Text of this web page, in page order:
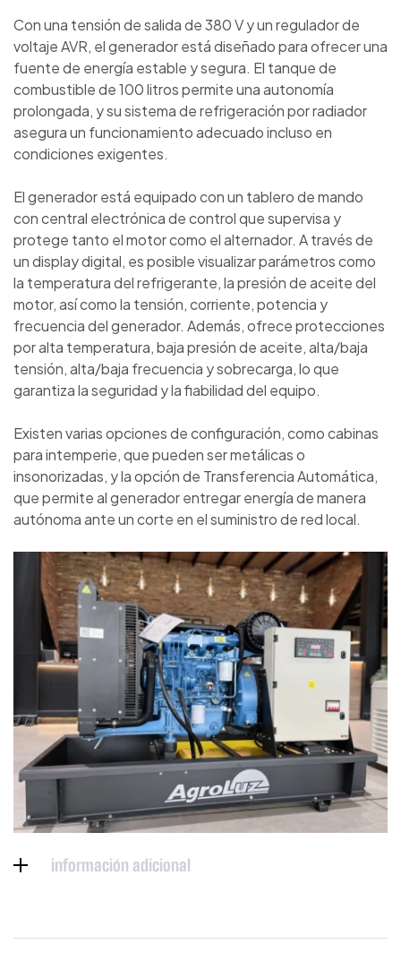
Con una tensión de salida de 380 V y un regulador de
voltaje AVR, el generador está diseñado para ofrecer una
fuente de energía estable y segura. El tanque de
combustible de 100 litros permite una autonomía
prolongada, y su sistema de refrigeración por radiador
asegura un funcionamiento adecuado incluso en
condiciones exigentes.
El generador está equipado con un tablero de mando
con central electrónica de control que supervisa y
protege tanto el motor como el alternador. A través de
un display digital, es posible visualizar parámetros como
la temperatura del refrigerante, la presión de aceite del
motor, así como la tensión, corriente, potencia y
frecuencia del generador. Además, ofrece protecciones
por alta temperatura, baja presión de aceite, alta/baja
tensión, alta/baja frecuencia y sobrecarga, lo que
garantiza la seguridad y la fiabilidad del equipo.
Existen varias opciones de configuración, como cabinas
para intemperie, que pueden ser metálicas o
insonorizadas, y la opción de Transferencia Automática,
que permite al generador entregar energía de manera
autónoma ante un corte en el suministro de red local.
información adicional